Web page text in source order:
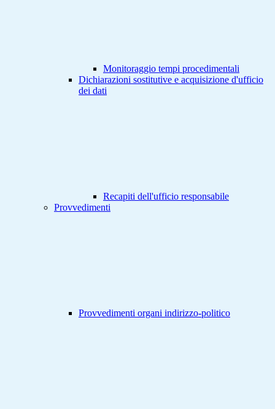
Monitoraggio tempi procedimentali
Dichiarazioni sostitutive e acquisizione d'ufficio
dei dati
Recapiti dell'ufficio responsabile
Provvedimenti
Provvedimenti organi indirizzo-politico